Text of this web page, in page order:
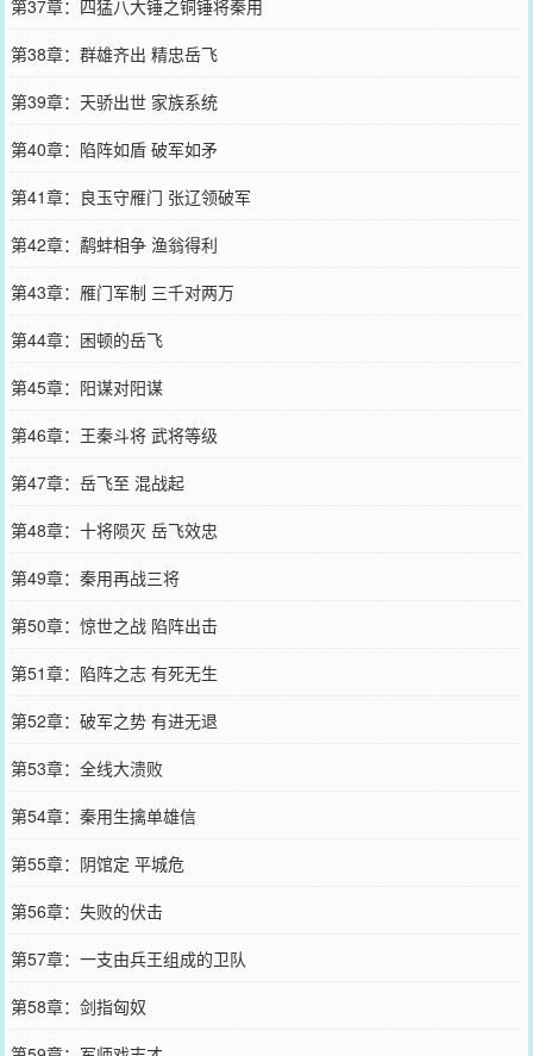
第37章：四猛八大锤之铜锤将秦用
第38章：群雄齐出 精忠岳飞
第39章：天骄出世 家族系统
第40章：陷阵如盾 破军如矛
第41章：良玉守雁门 张辽领破军
第42章：鹬蚌相争 渔翁得利
第43章：雁门军制 三千对两万
第44章：困顿的岳飞
第45章：阳谋对阳谋
第46章：王秦斗将 武将等级
第47章：岳飞至 混战起
第48章：十将陨灭 岳飞效忠
第49章：秦用再战三将
第50章：惊世之战 陷阵出击
第51章：陷阵之志 有死无生
第52章：破军之势 有进无退
第53章：全线大溃败
第54章：秦用生擒单雄信
第55章：阴馆定 平城危
第56章：失败的伏击
第57章：一支由兵王组成的卫队
第58章：剑指匈奴